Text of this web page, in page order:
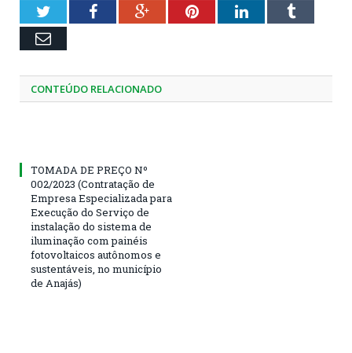
TwitterFacebookGoogle+PinterestLinkedInTumblr
Email
CONTEÚDO RELACIONADO
TOMADA DE PREÇO Nº
002/2023 (Contratação de
Empresa Especializada para
Execução do Serviço de
instalação do sistema de
iluminação com painéis
fotovoltaicos autônomos e
sustentáveis, no município
de Anajás)